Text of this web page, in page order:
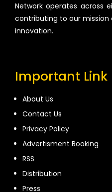
Network operates across
contributing to our
innovation.
Important Link
About Us
Contact Us
Privacy Policy
Advertisment Booking
RSS
Distribution
Press